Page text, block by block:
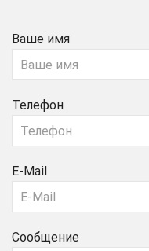
Ваше имя
Телефон
E-Mail
Сообщение